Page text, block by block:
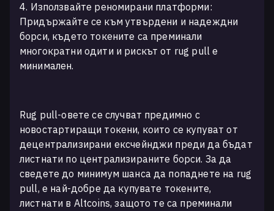
4. Използвайте реномирани платформи:
Придържайте се към утвърдени и надеждни
борси, където токените са преминали
многократни одити и рискът от rug pull е
минимален.
Rug pull-овете се случват предимно с
новостартиращи токени, които се купуват от
децентрализирани ексчейнджи преди да бъдат
листнати по централизираните борси. За да
сведете до минимум шанса да попаднете на rug
pull, е най-добре да купувате токените,
листнати в Altcoins, защото те са преминали